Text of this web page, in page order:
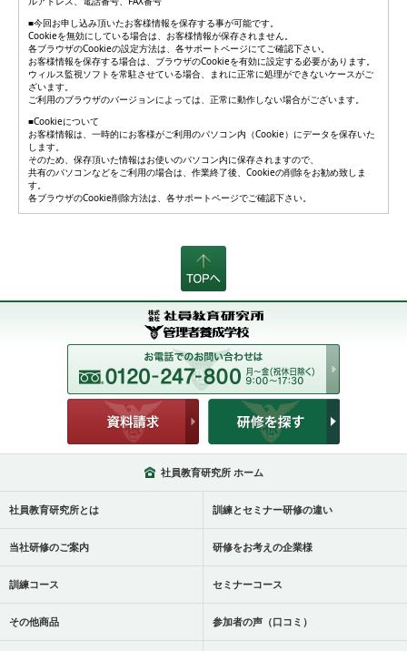
■今回お申し込み頂いたお客様情報を保存する事が可能です。
Cookieを無効にしている場合は、お客様情報が保存されません。
各ブラウザのCookieの設定方法は、各サポートページにてご確認下さい。
お客様情報を保存する場合は、ブラウザのCookieを有効に設定する必要があります。
ウィルス監視ソフトを常駐させている場合、まれに正常に処理ができないケースがご
ざいます。
ご利用のブラウザのバージョンによっては、正常に動作しない場合がございます。
■Cookieについて
お客様情報は、一時的にお客様がご利用のパソコン内（Cookie）にデータを保存いた
します。
そのため、保存頂いた情報はお使いのパソコン内に保存されますので、
共有のパソコンなどをご利用の場合は、作業終了後、Cookieの削除をお勧め致しま
す。
各ブラウザのCookie削除方法は、各サポートページでご確認下さい。
社員教育研究所 ホーム
社員教育研究所とは 訓練とセミナー研修の違い
当社研修のご案内 研修をお考えの企業様
訓練コース セミナーコース
その他商品 参加者の声（口コミ）